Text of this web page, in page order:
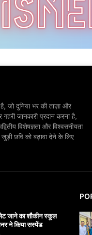
जो दुनिया भर की ताज़ा और
जानकारी प्रदान करना है,
विशेषज्ञता और विश्वसनीयता
छवि को बढ़ावा देने के लिए
जाने का शौकीन स्कूल
ने किया सस्पेंड